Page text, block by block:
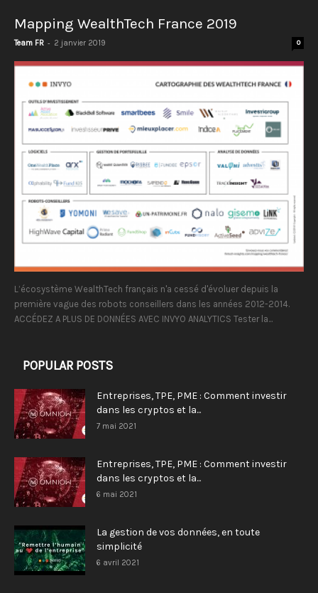
Mapping WealthTech France 2019
Team FR - 2 janvier 2019 0
L’écosystème WealthTech français n'a cessé d'évoluer depuis la
première vague des robots conseillers dans les années 2012-2014.
ACCÉDEZ A PLUS DE DONNÉES AVEC INVYO ANALYTICS Tester la...
POPULAR POSTS
Entreprises, TPE, PME : Comment investir
dans les cryptos et la...
7 mai 2021
Entreprises, TPE, PME : Comment investir
dans les cryptos et la...
6 mai 2021
La gestion de vos données, en toute
simplicité
6 avril 2021